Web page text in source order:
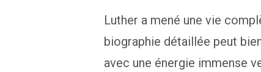
Luther a mené une vie
biographie détaillée peut
avec une énergie immense